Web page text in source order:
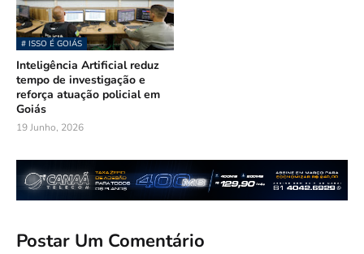
# ISSO É GOIÁS
Inteligência Artificial reduz
tempo de investigação e
reforça atuação policial em
Goiás
19 Junho, 2026
Postar Um Comentário